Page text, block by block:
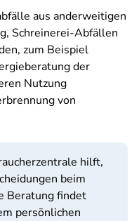
aus anderweitigen
Schreinerei-Abfällen
zum Beispiel
der
Nutzung
von
hilft,
beim
Beratung findet
persönlichen